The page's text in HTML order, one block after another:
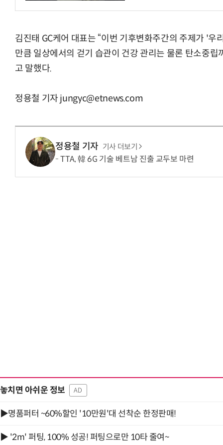
김진태 GC케어 대표는 “이번 기후변화주간의 주제가 '우
만큼 일상에서의 걷기 습관이 건강 관리는 물론 탄소중립
고 말했다.
정용철 기자 jungyc@etnews.com
정용철 기자 기사 더보기
TTA, 韓 6G 기술 베트남 진출 교두보 마련
놓치면 아쉬운 정보 AD
▶명품퍼터 ~60%할인 '10만원'대 선착순 한정판매!
▶ '2m' 퍼팅, 100% 성공! 퍼팅으로만 10타 줄여~